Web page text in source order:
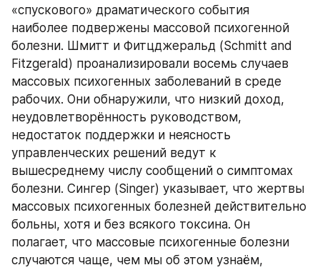
«спускового» драматического события
наиболее подвержены массовой психогенной
болезни. Шмитт и Фитцджеральд (Schmitt and
Fitzgerald) проанализировали восемь случаев
массовых психогенных заболеваний в среде
рабочих. Они обнаружили, что низкий доход,
неудовлетворённость руководством,
недостаток поддержки и неясность
управленческих решений ведут к
вышесреднему числу сообщений о симптомах
болезни. Сингер (Singer) указывает, что жертвы
массовых психогенных болезней действительно
больны, хотя и без всякого токсина. Он
полагает, что массовые психогенные болезни
случаются чаще, чем мы об этом узнаём,